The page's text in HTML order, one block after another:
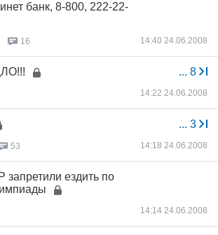
банк, 8-800, 222-22-
16 14:40 24.06.2008
... 8
14:22 24.06.2008
... 3
53 14:18 24.06.2008
запретили ездить по
14:14 24.06.2008